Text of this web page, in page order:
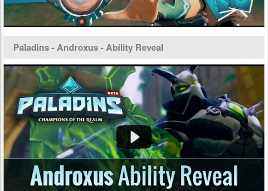
Paladins - Androxus - Ability Reveal